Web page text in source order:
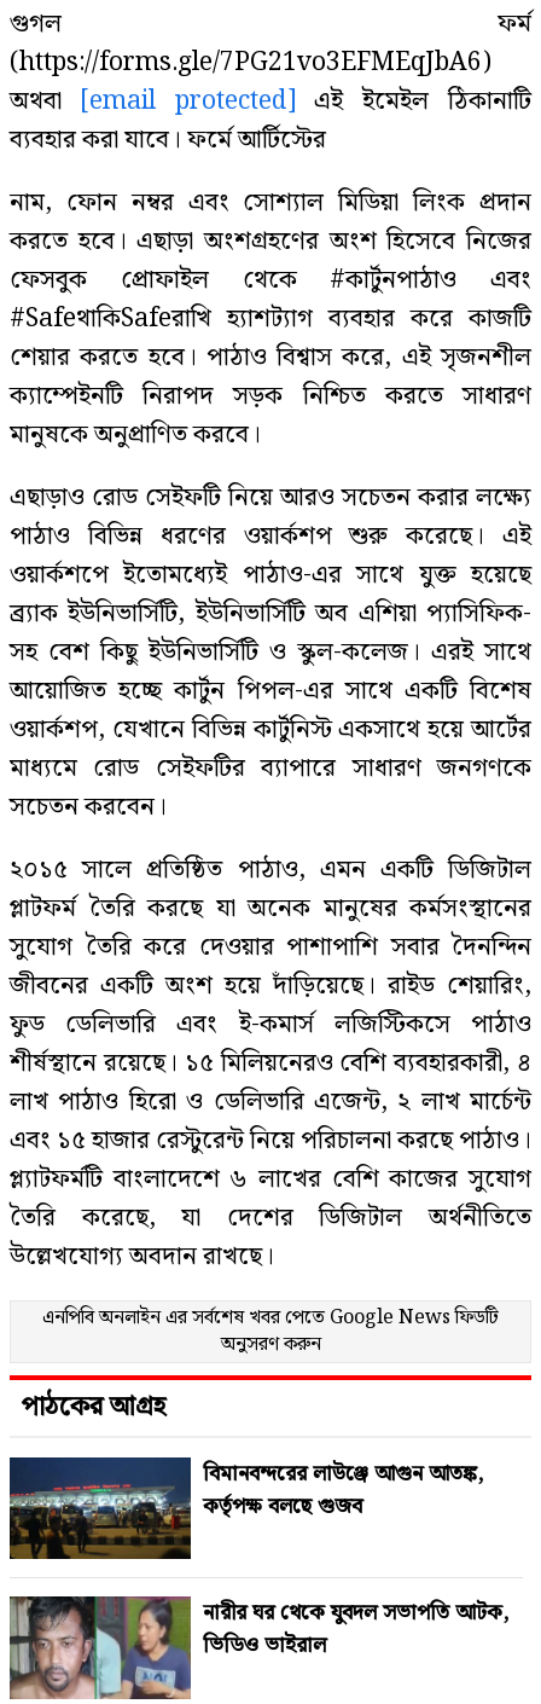
গুগল ফর্ম
(https://forms.gle/7PG21vo3EFMEqJbA6)
অথবা [email protected] এই ইমেইল ঠিকানাটি
ব্যবহার করা যাবে। ফর্মে আর্টিস্টের
নাম, ফোন নম্বর এবং সোশ্যাল মিডিয়া লিংক প্রদান
করতে হবে। এছাড়া অংশগ্রহণের অংশ হিসেবে নিজের
ফেসবুক প্রোফাইল থেকে #কার্টুনপাঠাও এবং
#SafeথাকিSafeরাখি হ্যাশট্যাগ ব্যবহার করে কাজটি
শেয়ার করতে হবে। পাঠাও বিশ্বাস করে, এই সৃজনশীল
ক্যাম্পেইনটি নিরাপদ সড়ক নিশ্চিত করতে সাধারণ
মানুষকে অনুপ্রাণিত করবে।
এছাড়াও রোড সেইফটি নিয়ে আরও সচেতন করার লক্ষ্যে
পাঠাও বিভিন্ন ধরণের ওয়ার্কশপ শুরু করেছে। এই
ওয়ার্কশপে ইতোমধ্যেই পাঠাও-এর সাথে যুক্ত হয়েছে
ব্র্যাক ইউনিভার্সিটি, ইউনিভার্সিটি অব এশিয়া প্যাসিফিক-
সহ বেশ কিছু ইউনিভার্সিটি ও স্কুল-কলেজ। এরই সাথে
আয়োজিত হচ্ছে কার্টুন পিপল-এর সাথে একটি বিশেষ
ওয়ার্কশপ, যেখানে বিভিন্ন কার্টুনিস্ট একসাথে হয়ে আর্টের
মাধ্যমে রোড সেইফটির ব্যাপারে সাধারণ জনগণকে
সচেতন করবেন।
২০১৫ সালে প্রতিষ্ঠিত পাঠাও, এমন একটি ডিজিটাল
প্লাটফর্ম তৈরি করছে যা অনেক মানুষের কর্মসংস্থানের
সুযোগ তৈরি করে দেওয়ার পাশাপাশি সবার দৈনন্দিন
জীবনের একটি অংশ হয়ে দাঁড়িয়েছে। রাইড শেয়ারিং,
ফুড ডেলিভারি এবং ই-কমার্স লজিস্টিকসে পাঠাও
শীর্ষস্থানে রয়েছে। ১৫ মিলিয়নেরও বেশি ব্যবহারকারী, ৪
লাখ পাঠাও হিরো ও ডেলিভারি এজেন্ট, ২ লাখ মার্চেন্ট
এবং ১৫ হাজার রেস্টুরেন্ট নিয়ে পরিচালনা করছে পাঠাও।
প্ল্যাটফর্মটি বাংলাদেশে ৬ লাখের বেশি কাজের সুযোগ
তৈরি করেছে, যা দেশের ডিজিটাল অর্থনীতিতে
উল্লেখযোগ্য অবদান রাখছে।
এনপিবি অনলাইন এর সর্বশেষ খবর পেতে Google Newsফিডটি
অনুসরণ করুন
পাঠকের আগ্রহ
বিমানবন্দরের লাউঞ্জে আগুন আতঙ্ক,
কর্তৃপক্ষ বলছে গুজব
নারীর ঘর থেকে যুবদল সভাপতি আটক,
ভিডিও ভাইরাল